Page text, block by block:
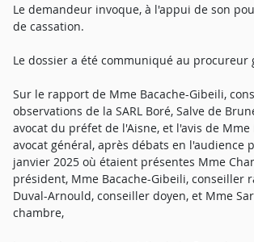
Le demandeur invoque, à l'appui de son
de cassation.
Le dossier a été communiqué au procureur
Sur le rapport de Mme Bacache-Gibeili,
observations de la SARL Boré, Salve de
avocat du préfet de l'Aisne, et l'avis de
avocat général, après débats en l'audience
janvier 2025 où étaient présentes Mme
président, Mme Bacache-Gibeili, conseiller
Duval-Arnould, conseiller doyen, et Mme
chambre,